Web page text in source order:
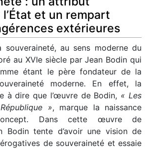
et un rempart
extérieures
au sens moderne du
au XVIe siècle par Jean Bodin qui
étant le père fondateur de la
moderne. En effet, la
à dire que l’œuvre de Bodin, « Les
», marque la naissance
Dans cette œuvre de
Bodin tente d’avoir une vision de
de souveraineté et essaie